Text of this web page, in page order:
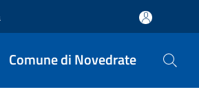
Comune di Novedrate